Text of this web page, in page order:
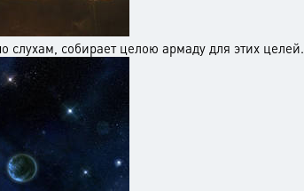
слухам, собирает целою армаду для этих целей.